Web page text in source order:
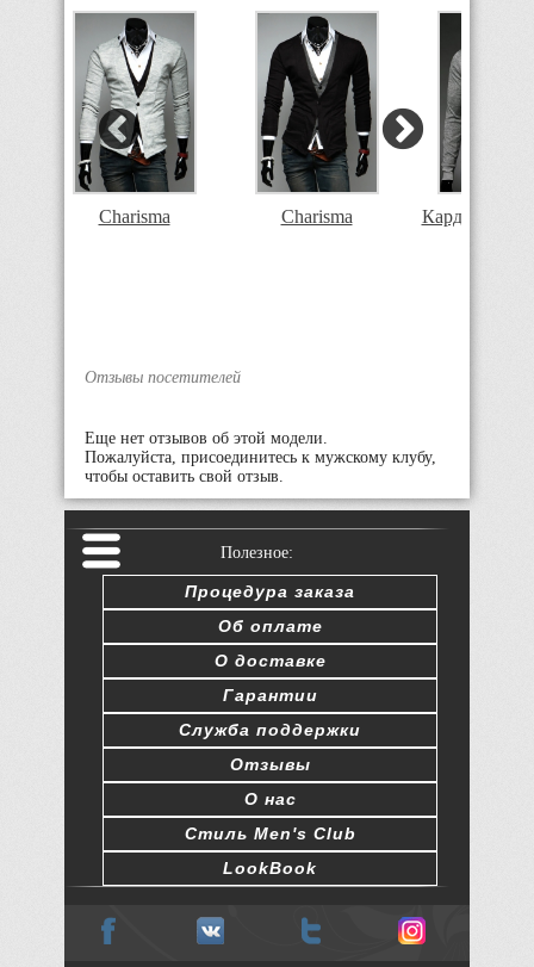
Charisma Charisma Кардиган
Отзывы посетителей
Еще нет отзывов об этой модели.
Пожалуйста, присоединитесь к мужскому клубу,
чтобы оставить свой отзыв.
Полезное:
Процедура заказа
Об оплате
О доставке
Гарантии
Служба поддержки
Отзывы
О нас
Стиль Men's Club
LookBook